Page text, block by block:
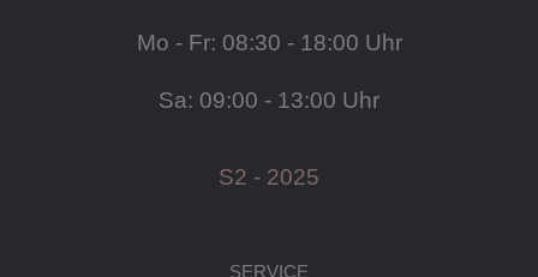
Mo - Fr: 08:30 - 18:00 Uhr
Sa: 09:00 - 13:00 Uhr
S2 - 2025
SERVICE